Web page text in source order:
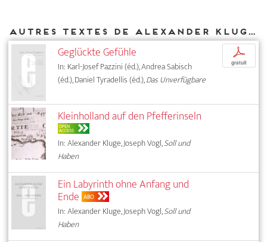
Autres textes de Alexander Kluge parus chez DIAPHANES
Geglückte Gefühle
In: Karl-Josef Pazzini (éd.), Andrea Sabisch
(éd.), Daniel Tyradellis (éd.),Das Unverfügbare
p
gratuit
Kleinholland auf den Pfefferinseln
OPEN
ACCESS
In: Alexander Kluge, Joseph Vogl,Soll und
Haben
Ein Labyrinth ohne Anfang und
Ende ABO
In: Alexander Kluge, Joseph Vogl,Soll und
Haben